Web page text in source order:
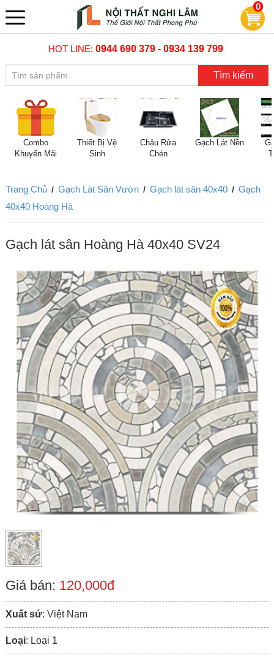
0
HOT LINE:0944 690 379 - 0934 139 799
Tìm kiếm
Combo
Khuyến Mãi
Thiết Bị Vệ
Sinh
Chậu Rửa
Chén
Gạch Lát Nền
Trang Chủ / Gạch Lát Sân Vườn / Gạch lát sân 40x40 / Gạch
40x40 Hoàng Hà
Gạch lát sân Hoàng Hà 40x40 SV24
Giá bán: 120,000đ
Xuất sứ: Việt Nam
Loại: Loại 1